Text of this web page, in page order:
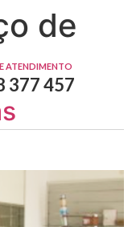
ATENDIMENTO
377 457
de